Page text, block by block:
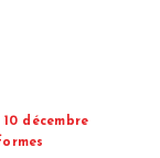
décembre